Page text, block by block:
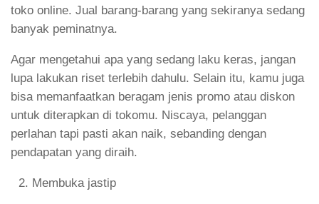
toko online. Jual barang-barang yang sekiranya sedang
banyak peminatnya.
Agar mengetahui apa yang sedang laku keras, jangan
lupa lakukan riset terlebih dahulu. Selain itu, kamu juga
bisa memanfaatkan beragam jenis promo atau diskon
untuk diterapkan di tokomu. Niscaya, pelanggan
perlahan tapi pasti akan naik, sebanding dengan
pendapatan yang diraih.
Membuka jastip